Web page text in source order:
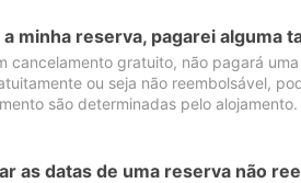
minha reserva, pagarei alguma
cancelamento gratuito, não pagará
ou seja não reembolsável,
são determinadas pelo
as datas de uma reserva não